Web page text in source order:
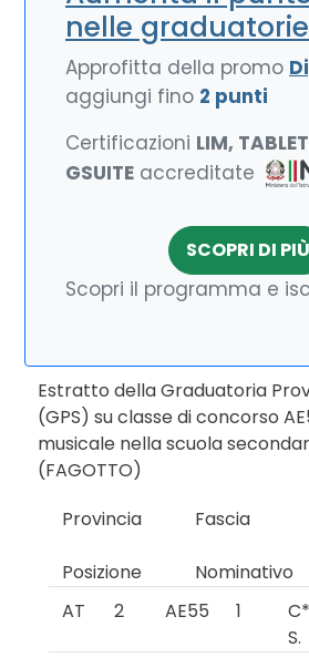
nelle graduatorie
Approfitta della promo
aggiungi fino 2 punti
Certificazioni LIM,
GSUITE accreditate
SCOPRI DI PIÙ
Scopri il programma e
Estratto della Graduatoria
(GPS) su classe di concorso
musicale nella scuola
(FAGOTTO)
Provincia
Fascia
Posizione
Nominativo
AT
2 AE55 1
S.